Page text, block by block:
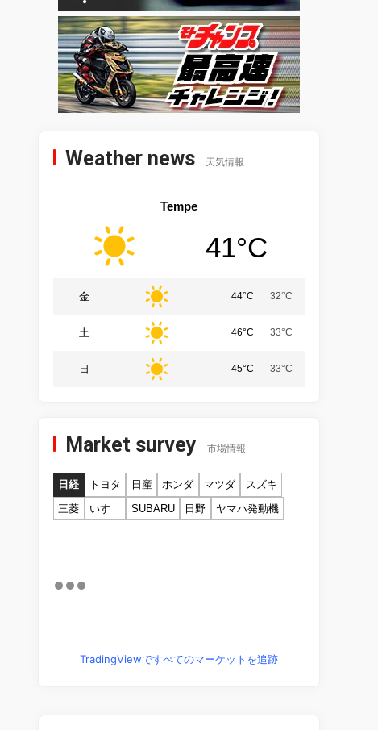
Weather news 天気情報
Tempe
41°C
金 44°C 32°C
土 46°C 33°C
日 45°C 33°C
Market survey 市場情報
日経 トヨタ 日産 ホンダ マツダ
スズキ
三菱
いすゞ SUBARU 日野 ヤマハ発動機
TradingViewですべてのマーケットを追跡